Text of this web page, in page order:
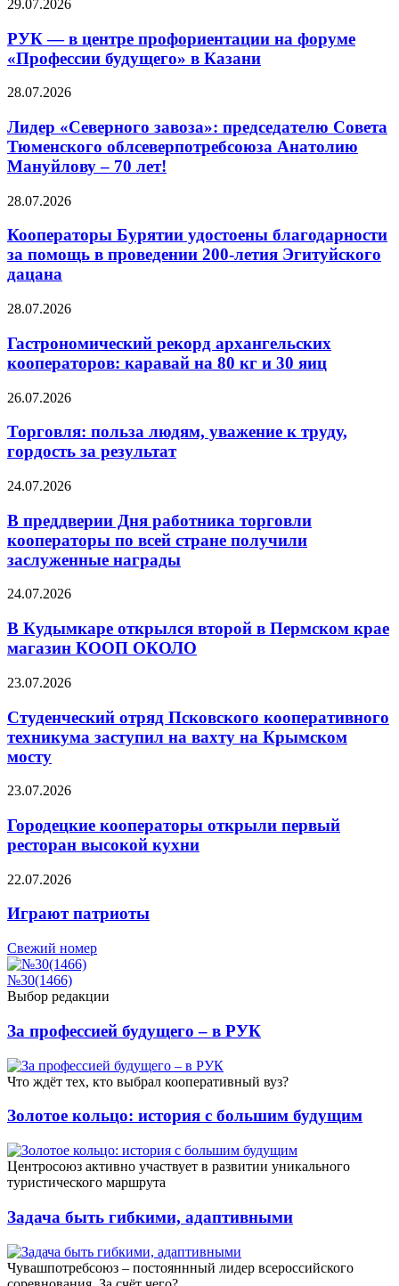
29.07.2026
РУК — в центре профориентации на форуме
«Профессии будущего» в Казани
28.07.2026
Лидер «Северного завоза»: председателю Совета
Тюменского облсеверпотребсоюза Анатолию
Мануйлову – 70 лет!
28.07.2026
Кооператоры Бурятии удостоены благодарности
за помощь в проведении 200-летия Эгитуйского
дацана
28.07.2026
Гастрономический рекорд архангельских
кооператоров: каравай на 80 кг и 30 яиц
26.07.2026
Торговля: польза людям, уважение к труду,
гордость за результат
24.07.2026
В преддверии Дня работника торговли
кооператоры по всей стране получили
заслуженные награды
24.07.2026
В Кудымкаре открылся второй в Пермском крае
магазин КООП ОКОЛО
23.07.2026
Студенческий отряд Псковского кооперативного
техникума заступил на вахту на Крымском
мосту
23.07.2026
Городецкие кооператоры открыли первый
ресторан высокой кухни
22.07.2026
Играют патриоты
Свежий номер
№30(1466)
Выбор редакции
За профессией будущего – в РУК
Что ждёт тех, кто выбрал кооперативный вуз?
Золотое кольцо: история с большим будущим
Центросоюз активно участвует в развитии уникального
туристического маршрута
Задача быть гибкими, адаптивными
Чувашпотребсоюз – постояннный лидер всероссийского